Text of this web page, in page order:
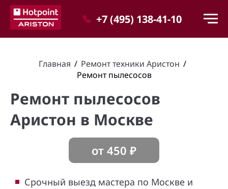
+7 (495) 138-41-10
Главная / Ремонт техники Аристон /
Ремонт пылесосов
Ремонт пылесосов
Аристон в Москве
от 450 ₽
Срочный выезд мастера по Москве и